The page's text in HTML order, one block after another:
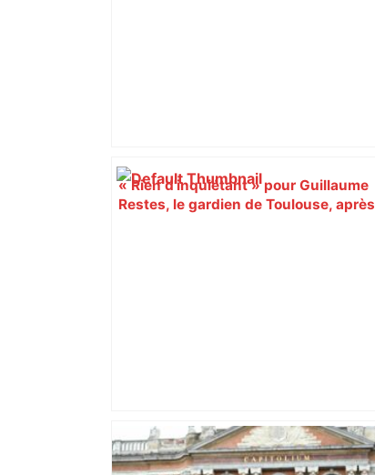
« Rien d'inquiétant » pour Guillaume
Restes, le gardien de Toulouse, après
Alliance PS/LFI à Toulouse : Marc
Sztulman claque la porte – RMC